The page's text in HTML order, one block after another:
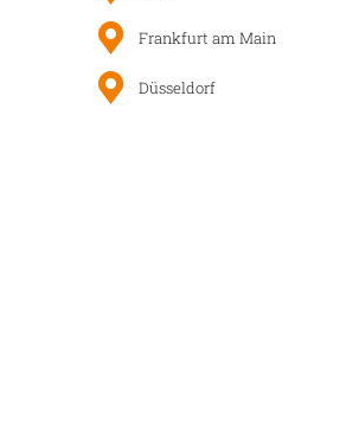
Frankfurt am Main
Düsseldorf